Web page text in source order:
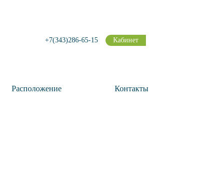
+7(343)286-65-15 Кабинет
Расположение Контакты